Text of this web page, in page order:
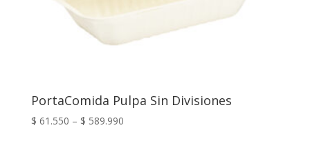
PortaComida Pulpa Sin Divisiones
$ 61.550 – $ 589.990